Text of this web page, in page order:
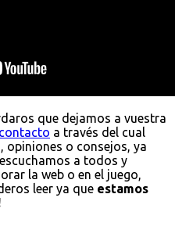
que dejamos a vuestra
a través del cual
o consejos, ya
a todos y
la web o en el juego,
leer ya que estamos